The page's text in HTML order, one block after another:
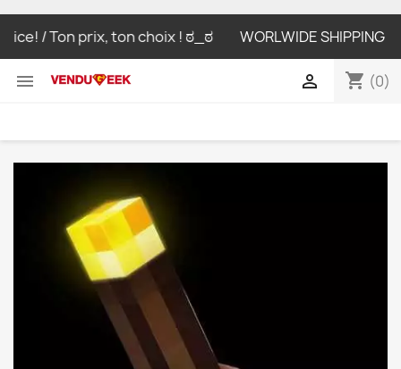
/ Ton prix, ton choix ! ಠ_ಠ WORLWIDE SHIPPING
 shopping_cart (0)
